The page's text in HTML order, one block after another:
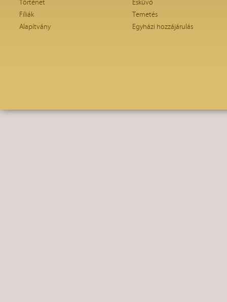
Történet
Fíliák
Alapítvány
Esküvő
Temetés
Egyházi hozzájárulás